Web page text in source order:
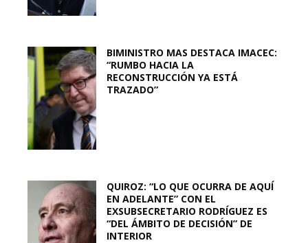
BIMINISTRO MAS DESTACA IMACEC:
“RUMBO HACIA LA
RECONSTRUCCIÓN YA ESTÁ
TRAZADO”
QUIROZ: “LO QUE OCURRA DE AQUÍ
EN ADELANTE” CON EL
EXSUBSECRETARIO RODRÍGUEZ ES
“DEL ÁMBITO DE DECISIÓN” DE
INTERIOR